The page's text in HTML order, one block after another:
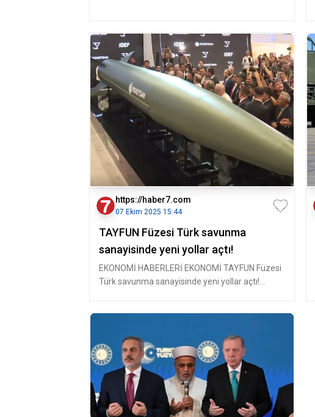
https://haber7.com
07 Ekim 2025 15:44
TAYFUN Füzesi Türk savunma
sanayisinde yeni yollar açtı!
EKONOMİ HABERLERİ EKONOMİ TAYFUN Füzesi
Türk savunma sanayisinde yeni yollar açtı!